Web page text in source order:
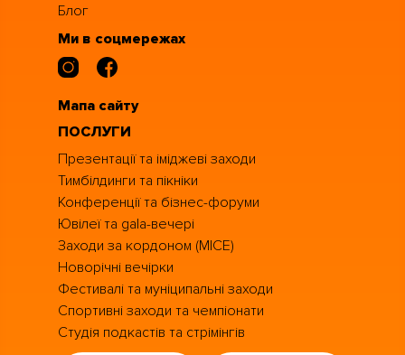
Блог
Ми в соцмережах
Мапа сайту
ПОСЛУГИ
Презентації та іміджеві заходи
Тимбілдинги та пікніки
Конференції та бізнес-форуми
Ювілеї та gala-вечері
Заходи за кордоном (MICE)
Новорічні вечірки
Фестивалі та муніципальні заходи
Спортивні заходи та чемпіонати
Студія подкастів та стрімінгів